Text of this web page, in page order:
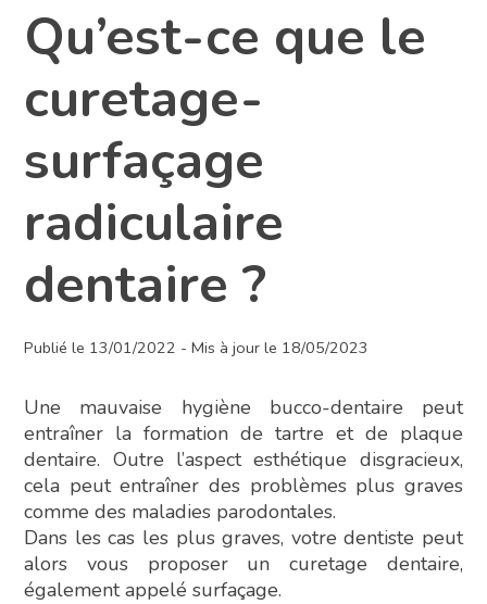
Qu’est-ce que le
curetage-
surfaçage
radiculaire
dentaire ?
Publié le 13/01/2022 - Mis à jour le 18/05/2023
Une mauvaise hygiène bucco-dentaire peut
entraîner la formation de tartre et de plaque
dentaire. Outre l’aspect esthétique disgracieux,
cela peut entraîner des problèmes plus graves
comme des maladies parodontales.
Dans les cas les plus graves, votre dentiste peut
alors vous proposer un curetage dentaire,
également appelé surfaçage.